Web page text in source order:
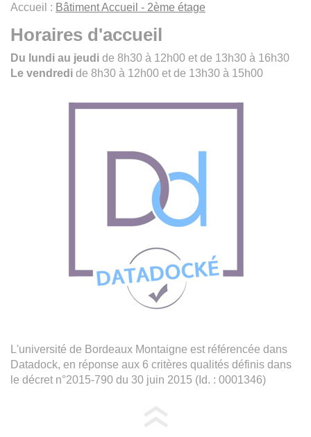
Accueil : Bâtiment Accueil - 2ème étage
Horaires d'accueil
Du lundi au jeudi de 8h30 à 12h00 et de 13h30 à 16h30
Le vendredi de 8h30 à 12h00 et de 13h30 à 15h00
L'université de Bordeaux Montaigne est référencée dans
Datadock, en réponse aux 6 critères qualités définis dans
le décret n°2015-790 du 30 juin 2015 (Id. : 0001346)